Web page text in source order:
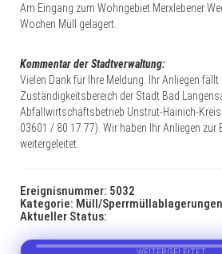
Am Eingang zum Wohngebiet Merxlebener
Wochen Müll gelagert.
Kommentar der Stadtverwaltung:
Vielen Dank für Ihre Meldung. Ihr Anliegen fällt
Zuständigkeitsbereich der Stadt Bad
Abfallwirtschaftsbetrieb Unstrut-Hainich-
03601 / 80 17 77). Wir haben Ihr Anliegen zur
weitergeleitet.
Ereignisnummer: 5032
Kategorie: Müll/Sperrmüllablagerungen
Aktueller Status: